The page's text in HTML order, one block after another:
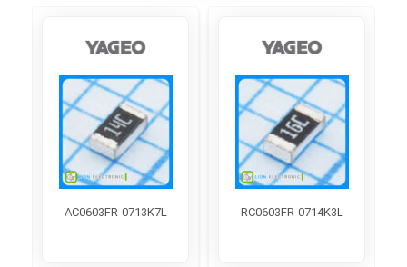
RC0603FR-0714K3L
AC0603FR-0713K7L